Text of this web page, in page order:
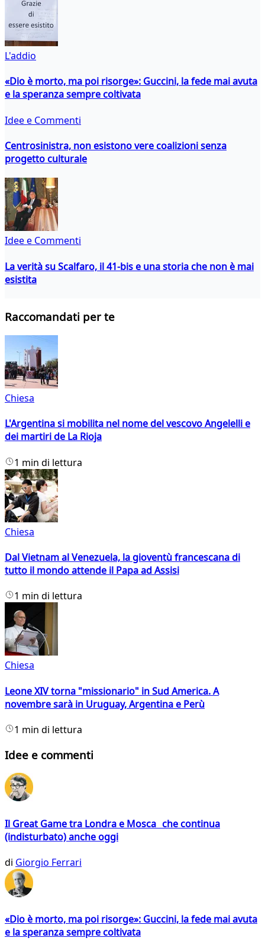
L'addio
«Dio è morto, ma poi risorge»: Guccini, la fede mai avuta
e la speranza sempre coltivata
Idee e Commenti
Centrosinistra, non esistono vere coalizioni senza
progetto culturale
Idee e Commenti
La verità su Scalfaro, il 41-bis e una storia che non è mai
esistita
Raccomandati per te
Chiesa
L'Argentina si mobilita nel nome del vescovo Angelelli e
dei martiri de La Rioja
1 min di lettura
Chiesa
Dal Vietnam al Venezuela, la gioventù francescana di
tutto il mondo attende il Papa ad Assisi
1 min di lettura
Chiesa
Leone XIV torna "missionario" in Sud America. A
novembre sarà in Uruguay, Argentina e Perù
1 min di lettura
Idee e commenti
Il Great Game tra Londra e Mosca che continua
(indisturbato) anche oggi
di Giorgio Ferrari
«Dio è morto, ma poi risorge»: Guccini, la fede mai avuta
e la speranza sempre coltivata